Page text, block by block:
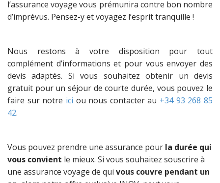
l’assurance voyage vous prémunira contre bon nombre
d’imprévus. Pensez-y et voyagez l’esprit tranquille !
Nous restons à votre disposition pour tout
complément d’informations et pour vous envoyer des
devis adaptés. Si vous souhaitez obtenir un devis
gratuit pour un séjour de courte durée, vous pouvez le
faire sur notre ici ou nous contacter au +34 93 268 85
42.
Vous pouvez prendre une assurance pour la durée qui
vous convient le mieux. Si vous souhaitez souscrire à
une assurance voyage de qui vous couvre pendant un